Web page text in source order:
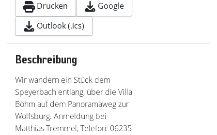
Drucken
Google
Outlook (.ics)
Beschreibung
Wir wandern ein Stück dem
Speyerbach entlang, über die Villa
Böhm auf dem Panoramaweg zur
Wolfsburg. Anmeldung bei
Matthias Tremmel, Telefon: 06235-